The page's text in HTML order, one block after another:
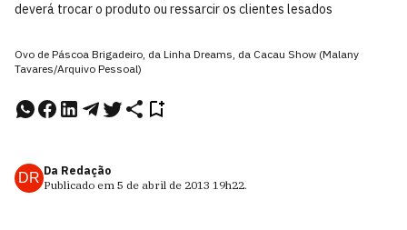
deverá trocar o produto ou ressarcir os clientes lesados
Ovo de Páscoa Brigadeiro, da Linha Dreams, da Cacau Show (Malany
Tavares/Arquivo Pessoal)
DR Da Redação
Publicado em 5 de abril de 2013 19h22.